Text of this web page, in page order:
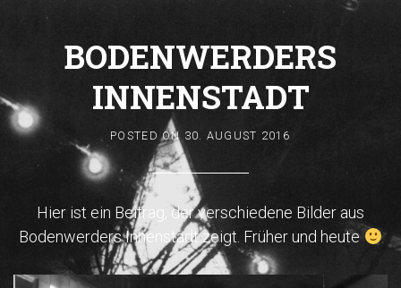
BODENWERDERS
INNENSTADT
POSTED ON 30. AUGUST 2016
Hier ist ein Beitrag, der verschiedene Bilder aus
Bodenwerders Innenstadt zeigt. Früher und heute